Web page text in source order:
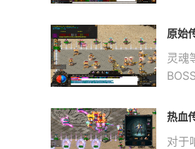
原始
灵魂
热血
对于